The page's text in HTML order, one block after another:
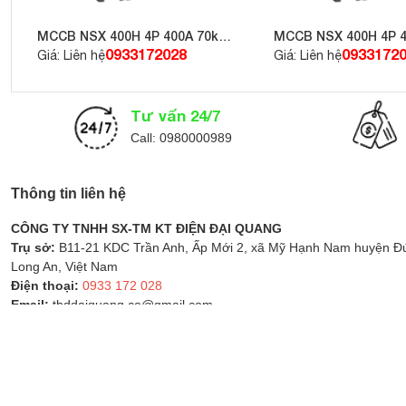
khí, quạt công nghiệp,… Với thiết kế phù hợp tiêu chuẩn,
Hệ thống bơm và quạt công nghiệp
Tủ điện điều khiển động cơ ba pha
Các dây chuyền sản xuất tự động
- Relay nhiệt OVERLOAD DELIXI CDR618P18giúp giảm
đảm bảo an toàn sản xuất và tránh tổn thất chi phí do
MCCB NSX 400H 4P 400A 70kA
415V LV432694
Giá: Liên hệ0933172028
MCCB NSX 400H 4P
415V LV432877
Giá: Liên hệ
Tư vấn 24/7
Call: 0980000989
Thông tin liên hệ
CÔNG TY TNHH SX-TM KT ĐIỆN ĐẠI QUANG
Trụ sở: B11-21 KDC Trần Anh, Ấp Mới 2, xã Mỹ Hạnh Nam huyện
Long An, Việt Nam
Điện thoại: 0933 172 028
Email: tbddaiquang.co@gmail.com